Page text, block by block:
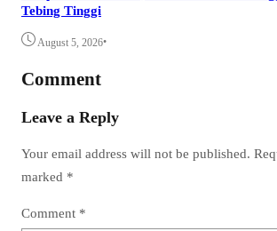
Tebing Tinggi
August 5, 2026•
Comment
Leave a Reply
Your email address will not be published.
marked *
Comment *